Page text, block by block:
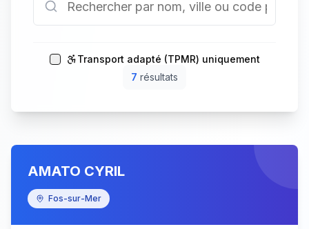
Transport adapté (TPMR) uniquement
7 résultats
AMATO CYRIL
Fos-sur-Mer